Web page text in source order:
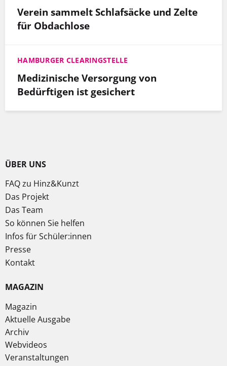
Verein sammelt Schlafsäcke und Zelte
für Obdachlose
HAMBURGER CLEARINGSTELLE
Medizinische Versorgung von
Bedürftigen ist gesichert
ÜBER UNS
FAQ zu Hinz&Kunzt
Das Projekt
Das Team
So können Sie helfen
Infos für Schüler:innen
Presse
Kontakt
MAGAZIN
Magazin
Aktuelle Ausgabe
Archiv
Webvideos
Veranstaltungen